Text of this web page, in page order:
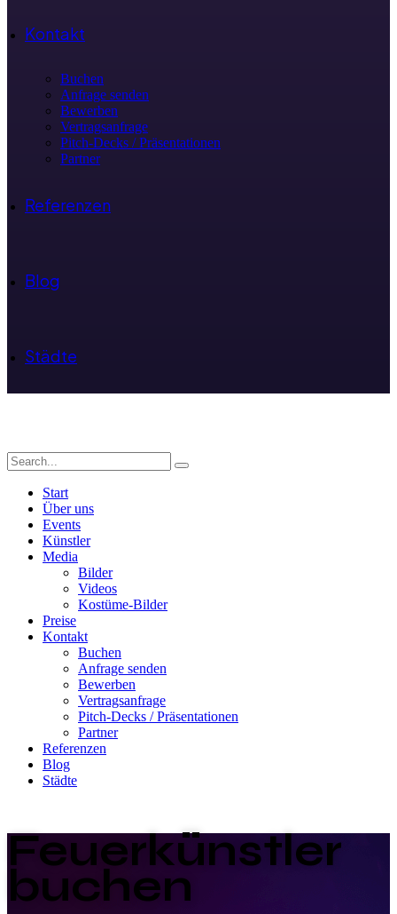
Kontakt
Buchen
Anfrage senden
Bewerben
Vertragsanfrage
Pitch-Decks / Präsentationen
Partner
Referenzen
Blog
Städte
Start
Über uns
Events
Künstler
Media
Bilder
Videos
Kostüme-Bilder
Preise
Kontakt
Buchen
Anfrage senden
Bewerben
Vertragsanfrage
Pitch-Decks / Präsentationen
Partner
Referenzen
Blog
Städte
Feuerkünstler
buchen